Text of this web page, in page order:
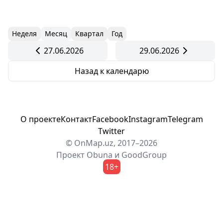
Неделя Месяц Квартал Год
27.06.2026
29.06.2026
Назад к календарю
О проектеКонтактFacebookInstagramTelegram
Twitter
© OnMap.uz, 2017–2026
Проект Obuna и GoodGroup
18+